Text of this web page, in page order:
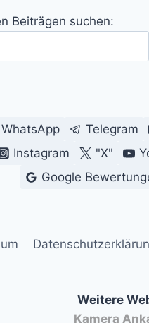
Beiträgen suchen:
WhatsApp Telegram
Instagram
"X"
Google
Weitere
Kamera